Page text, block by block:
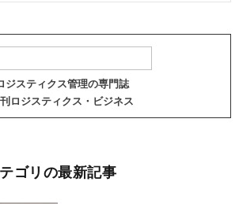
ジスティクス管理の専門誌
ロジスティクス・ビジネス
ゴリの最新記事